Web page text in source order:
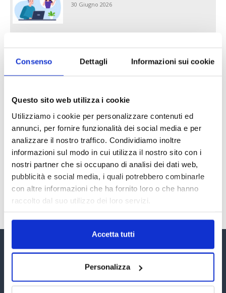
Consenso Dettagli Informazioni sui cookie
Questo sito web utilizza i cookie
Utilizziamo i cookie per personalizzare contenuti ed
annunci, per fornire funzionalità dei social media e per
analizzare il nostro traffico. Condividiamo inoltre
informazioni sul modo in cui utilizza il nostro sito con i
nostri partner che si occupano di analisi dei dati web,
pubblicità e social media, i quali potrebbero combinarle
con altre informazioni che ha fornito loro o che hanno
raccolto dal suo utilizzo dei loro servizi.
Accetta tutti
Personalizza
30 Giugno 2026
30 Giugno 2026
30 Giugno 2026
PREMI 2025. I TOP TEN
30 Giugno 2026
TUTTI GLI ARTICOLI DEL MESE
Assinform Editore
Chi siamo